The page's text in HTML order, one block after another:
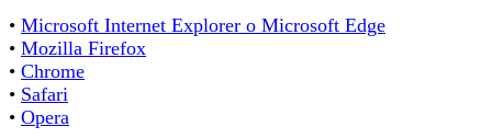
• Microsoft Internet Explorer o Microsoft Edge
• Mozilla Firefox
• Chrome
• Safari
• Opera